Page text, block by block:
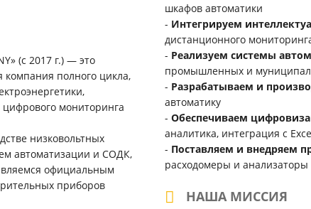
(с 2017 г.) — это
полного цикла,
мониторинга
низковольтных
автоматизации и СОДК,
официальным
приборов
шкафов автоматики
- Интегрируем
дистанционного
- Реализуем системы
промышленных и
- Разрабатываем и
автоматику
- Обеспечиваем
аналитика, интеграция с
- Поставляем и внедряем
расходомеры и анализаторы
НАША МИССИЯ